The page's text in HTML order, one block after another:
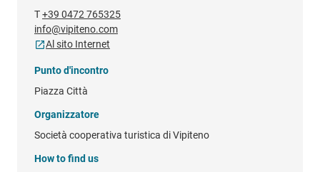
T+39 0472 765325
info@vipiteno.com
Al sito Internet
Punto d'incontro
Piazza Città
Organizzatore
Società cooperativa turistica di Vipiteno
How to find us